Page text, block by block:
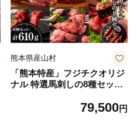
熊本県産山村
「熊本特産」フジチクオリジ
ナル 特選馬刺しの8種セット
79,500円